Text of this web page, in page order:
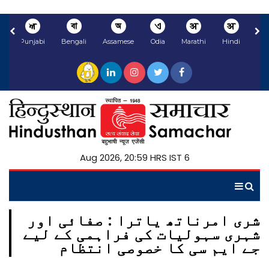
अ
Hindi
अ
Marathi
ଏ
Odia
অ
Assamese
বা
Bengali
ਅ
Punjabi
6 Aug 2026, 20:59 HRS IST
شری امرناتھ یاترا : صفائی اور
شہری سہولیات کی فراہمی کے لیے
جے ایم سی کا خصوصی انتظام